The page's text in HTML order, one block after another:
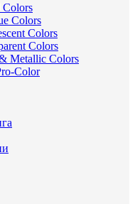
Colors
Colors
Colors
Colors
Metallic Colors
Color